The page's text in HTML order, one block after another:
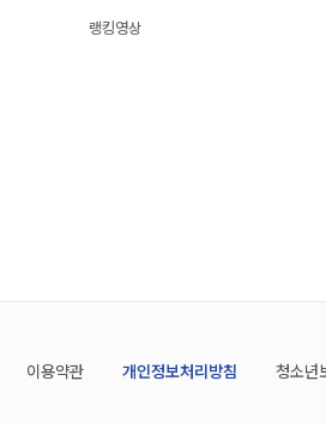
랭킹영상
이용약관 개인정보처리방침 청소년